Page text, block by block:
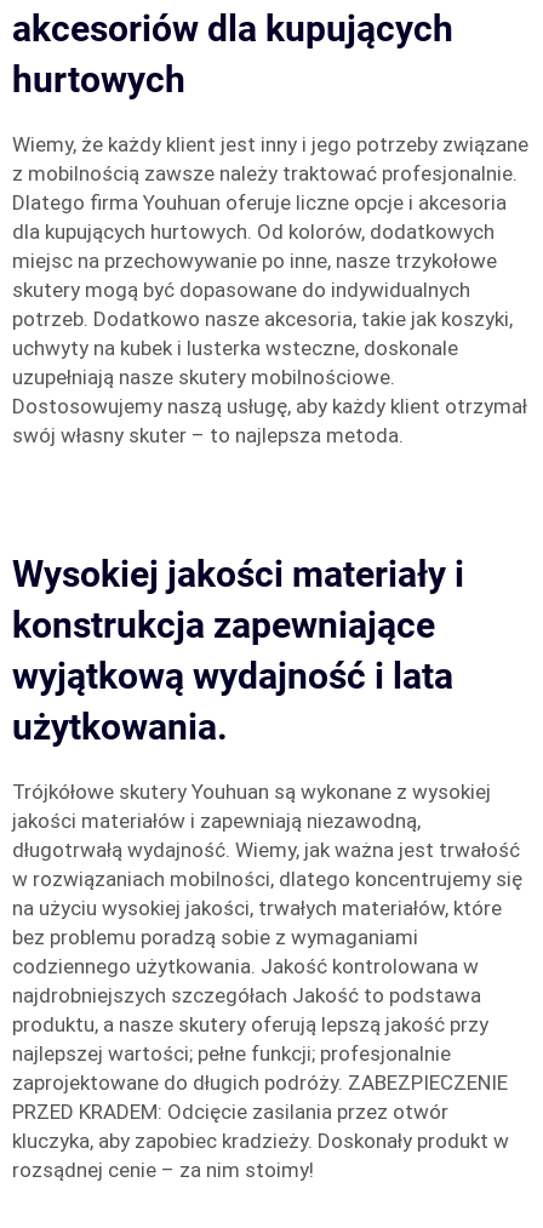
akcesoriów dla kupujących
hurtowych
Wiemy, że każdy klient jest inny i jego potrzeby związane
z mobilnością zawsze należy traktować profesjonalnie.
Dlatego firma Youhuan oferuje liczne opcje i akcesoria
dla kupujących hurtowych. Od kolorów, dodatkowych
miejsc na przechowywanie po inne, nasze trzykołowe
skutery mogą być dopasowane do indywidualnych
potrzeb. Dodatkowo nasze akcesoria, takie jak koszyki,
uchwyty na kubek i lusterka wsteczne, doskonale
uzupełniają nasze skutery mobilnościowe.
Dostosowujemy naszą usługę, aby każdy klient otrzymał
swój własny skuter – to najlepsza metoda.
Wysokiej jakości materiały i
konstrukcja zapewniające
wyjątkową wydajność i lata
użytkowania.
Trójkółowe skutery Youhuan są wykonane z wysokiej
jakości materiałów i zapewniają niezawodną,
długotrwałą wydajność. Wiemy, jak ważna jest trwałość
w rozwiązaniach mobilności, dlatego koncentrujemy się
na użyciu wysokiej jakości, trwałych materiałów, które
bez problemu poradzą sobie z wymaganiami
codziennego użytkowania. Jakość kontrolowana w
najdrobniejszych szczegółach Jakość to podstawa
produktu, a nasze skutery oferują lepszą jakość przy
najlepszej wartości; pełne funkcji; profesjonalnie
zaprojektowane do długich podróży. ZABEZPIECZENIE
PRZED KRADEM: Odcięcie zasilania przez otwór
kluczyka, aby zapobiec kradzieży. Doskonały produkt w
rozsądnej cenie – za nim stoimy!